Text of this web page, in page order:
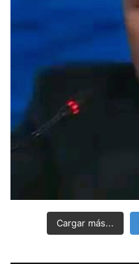
Cargar más...